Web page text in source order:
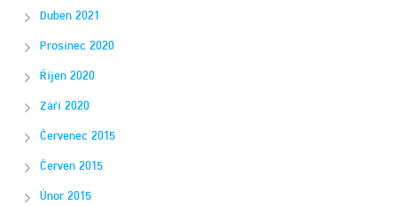
Duben 2021
Prosinec 2020
Říjen 2020
Září 2020
Červenec 2015
Červen 2015
Únor 2015